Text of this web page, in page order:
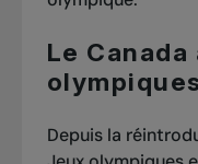
Le
Depuis la